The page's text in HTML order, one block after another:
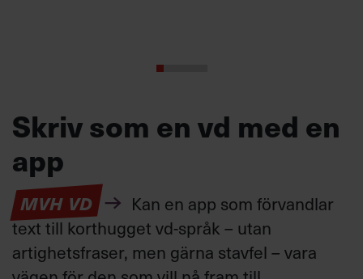
Skriv som en vd med en
app
MVH VD
Kan en app som förvandlar
text till korthugget vd-språk – utan
artighetsfraser, men gärna stavfel – vara